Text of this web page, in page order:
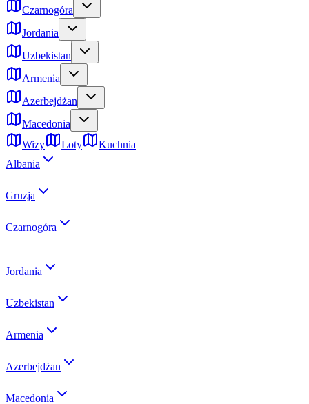
Czarnogóra
Jordania
Uzbekistan
Armenia
Azerbejdżan
Macedonia
Wizy
Loty
Kuchnia
Albania
Gruzja
Czarnogóra
Jordania
Uzbekistan
Armenia
Azerbejdżan
Macedonia